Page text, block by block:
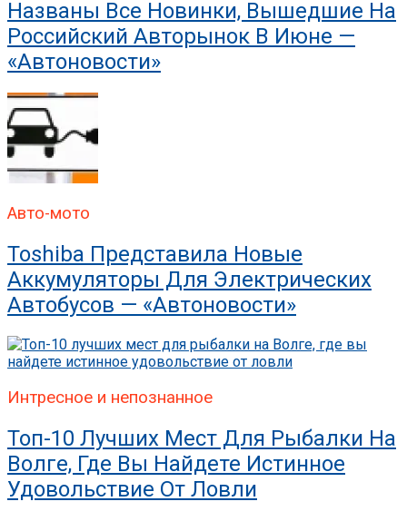
Названы Все Новинки, Вышедшие На
Российский Авторынок В Июне —
«Автоновости»
Авто-мото
Toshiba Представила Новые
Аккумуляторы Для Электрических
Автобусов — «Автоновости»
Интресное и непознанное
Топ-10 Лучших Мест Для Рыбалки На
Волге, Где Вы Найдете Истинное
Удовольствие От Ловли